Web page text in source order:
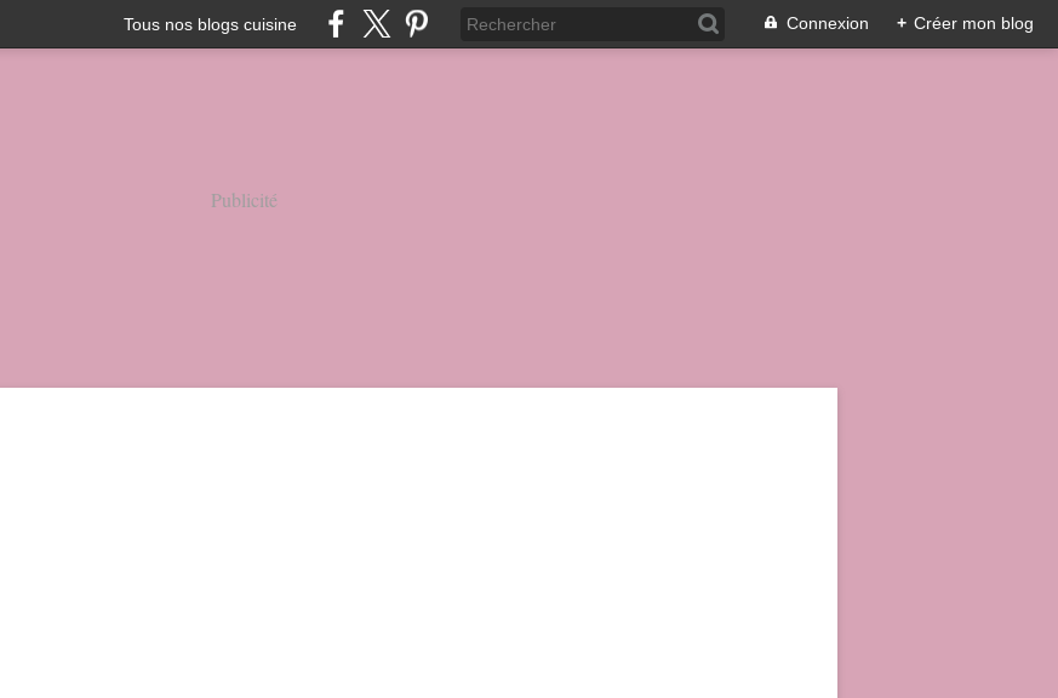
Tous nos blogs cuisine Connexion + Créer mon blog
Publicité